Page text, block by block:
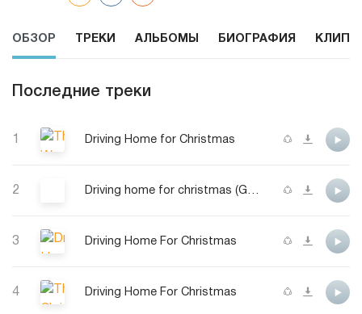
ОБЗОР ТРЕКИ АЛЬБОМЫ БИОГРАФИЯ КЛИПЫ
Последние треки
Driving Home for Christmas
2 Driving home for christmas (Groove Safari Remix)
3 Driving Home For Christmas
4 Driving Home For Christmas